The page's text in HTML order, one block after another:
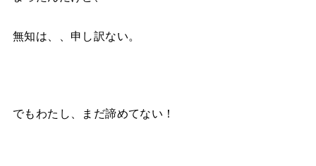
無知は、、申し訳ない。
でもわたし、まだ諦めてない！